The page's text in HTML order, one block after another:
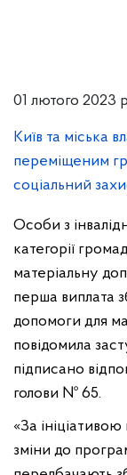
01 лютого 2023
Київ та міська
переміщеним
соціальний
Особи з
категорії
матеріальну
перша виплата
допомоги для
повідомила
підписано
голови № 65.
«За
зміни до